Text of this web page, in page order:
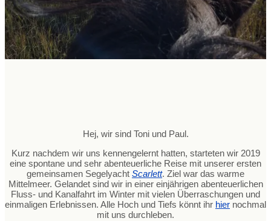
Hej, wir sind Toni und Paul.
Kurz nachdem wir uns kennengelernt hatten, starteten wir 2019
eine spontane und sehr abenteuerliche Reise mit unserer ersten
gemeinsamen Segelyacht Scarlett. Ziel war das warme
Mittelmeer. Gelandet sind wir in einer einjährigen abenteuerlichen
Fluss- und Kanalfahrt im Winter mit vielen Überraschungen und
einmaligen Erlebnissen. Alle Hoch und Tiefs könnt ihr hier nochmal
mit uns durchleben.